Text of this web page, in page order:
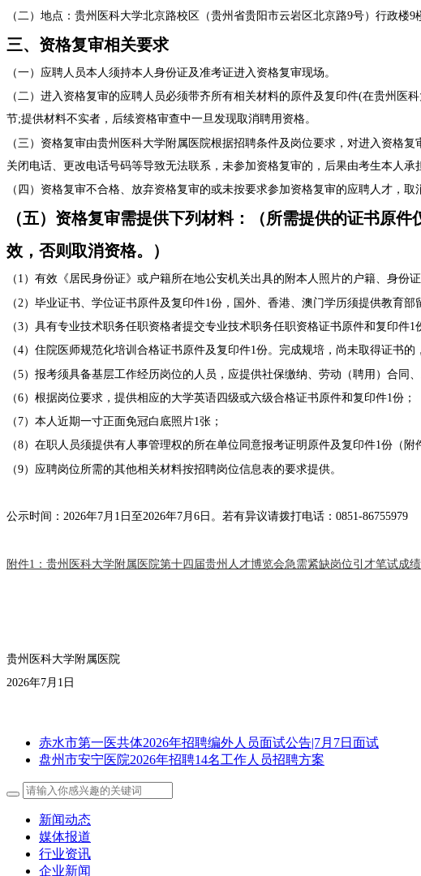
（二）地点：贵州医科大学北京路校区（贵州省贵阳市云岩区北京路9号）行政楼9
三、资格复审相关要求
（一） 应聘人员本人须持本人身份证及准考证进入资格复审现场。
（二） 进入资格复审的应聘人员必须带齐所有相关材料的原件及复印件(在贵州医
节;提供材料不实者，后续资格审查中一旦发现取消聘用资格。
（三） 资格复审由贵州医科大学附属医院根据招聘条件及岗位要求，对进入资格
关闭电话、更改电话号码等导致无法联系，未参加资格复审的，后果由考生本人承
（ 四 ） 资格复审不合格、放弃资格复审的或未按要求参加资格复审的应聘人才，取
（五）资格复审需提供下列材料：（所需提供的证书原
效，否则取消资格。）
（ 1）有效《居民身份证》或户籍所在地公安机关出具的附本人照片的户籍、身份
（ 2）毕业证书、学位证书原件及复印件1份，国外、香港、澳门学历须提供教育
（3）具有专业技术职务任职资格者提交专业技术职务任职资格证书原件和复印件1
（4）住院医师规范化培训合格证书原件及复印件1份。完成规培，尚未取得证书
（5）报考须具备基层工作经历岗位的人员，应提供社保缴纳、劳动（聘用）合同
（6）根据岗位要求，提供相应的大学英语四级或六级合格证书原件和复印件1份；
（ 7）本人近期一寸正面免冠白底照片1张；
（8）在职人员须提供有人事管理权的所在单位同意报考证明原件及复印件1份（附
（9）应聘岗位所需的其他相关材料按招聘岗位信息表的要求提供。
公示时间： 2026年7月 1 日至2026年7月 6 日。若有异议请拨打电话： 0851-86755979
附件1：贵州医科大学附属医院第十四届贵州人才博览会急需紧缺岗位引才笔试成
贵州医科大学附属医院
2026年7 月 1 日
赤水市第一医共体2026年招聘编外人员面试公告|7月7日面试
盘州市安宁医院2026年招聘14名工作人员招聘方案
新闻动态
媒体报道
行业资讯
企业新闻